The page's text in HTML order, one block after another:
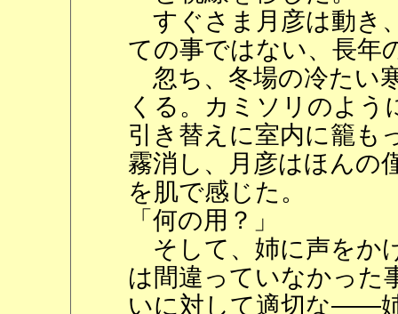
すぐさま月彦は動き
ての事ではない、長年
忽ち、冬場の冷たい
くる。カミソリのよう
引き替えに室内に籠も
霧消し、月彦はほんの
を肌で感じた。
「何の用？」
そして、姉に声をか
は間違っていなかった
いに対して適切な――